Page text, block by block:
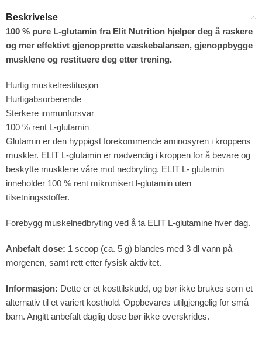
4%
Beskrivelse
100 % pure L-glutamin fra Elit Nutrition hjelper deg å raskere
og mer effektivt gjenopprette væskebalansen, gjenoppbygge
musklene og restituere deg etter trening.
Hurtig muskelrestitusjon
Hurtigabsorberende
Sterkere immunforsvar
100 % rent L-glutamin
Glutamin er den hyppigst forekommende aminosyren i kroppens
muskler. ELIT L-glutamin er nødvendig i kroppen for å bevare og
beskytte musklene våre mot nedbryting. ELIT L- glutamin
inneholder 100 % rent mikronisert l-glutamin uten
tilsetningsstoffer.
Forebygg muskelnedbryting ved å ta ELIT L-glutamine hver dag.
Anbefalt dose: 1 scoop (ca. 5 g) blandes med 3 dl vann på
morgenen, samt rett etter fysisk aktivitet.
Informasjon: Dette er et kosttilskudd, og bør ikke brukes som et
alternativ til et variert kosthold. Oppbevares utilgjengelig for små
barn. Angitt anbefalt daglig dose bør ikke overskrides.